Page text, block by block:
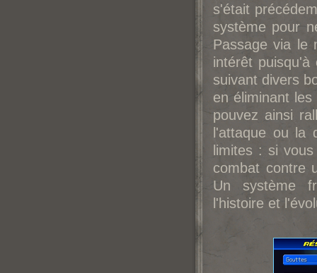
s'était
système pour
Passage via le
intérêt puisqu'à
suivant divers
en éliminant
pouvez ainsi
l'attaque ou la
limites : si
combat contre
Un système
l'histoire et